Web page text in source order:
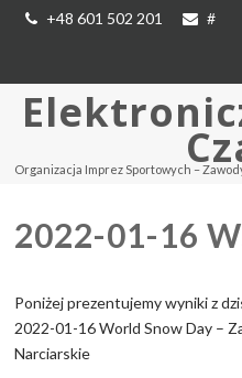
+48 601 502 201 #
Organizacja Imprez Sportowych –
2022-01-16
Poniżej prezentujemy wyniki z
2022-01-16 World Snow Day –
Narciarskie